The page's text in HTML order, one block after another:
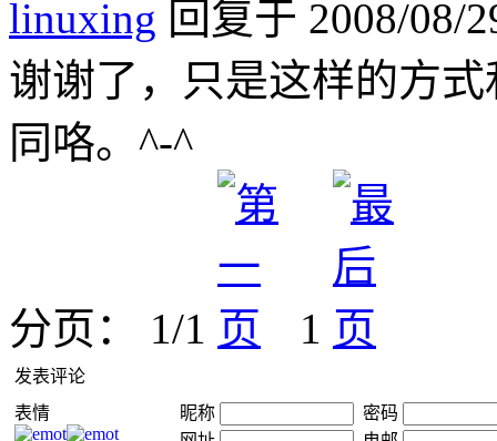
linuxing 回复于 2008/08/
谢谢了，只是这样的方
同咯。^-^
分页： 1/1 1
发表评论
表情
昵称
密码